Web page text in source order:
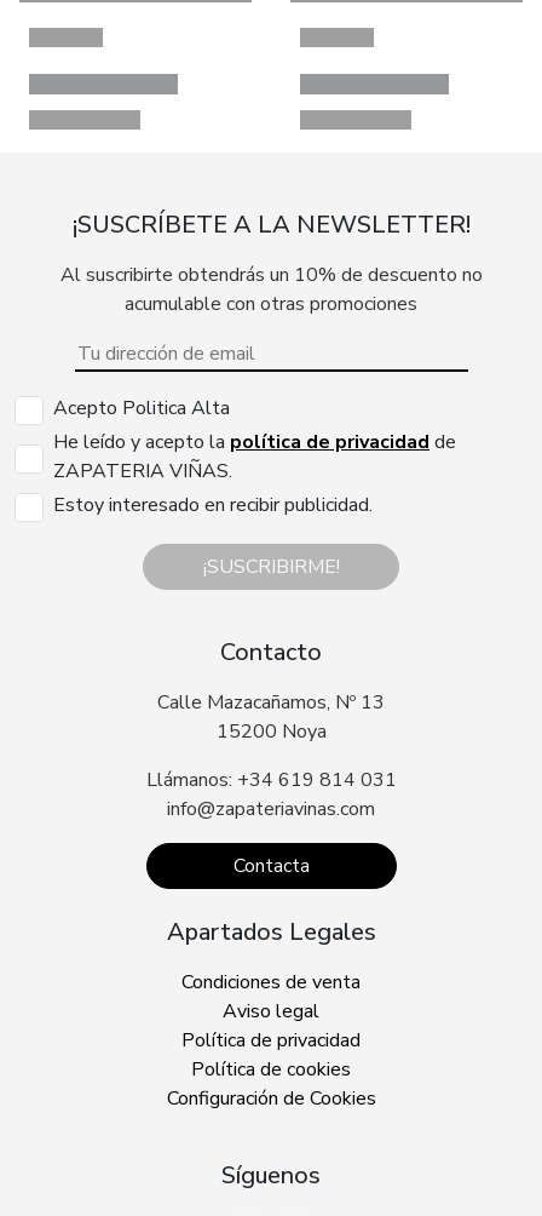
¡SUSCRÍBETE A LA NEWSLETTER!
Al suscribirte obtendrás un 10% de descuento no
acumulable con otras promociones
Acepto Politica Alta
He leído y acepto la política de privacidad de
ZAPATERIA VIÑAS.
Estoy interesado en recibir publicidad.
¡SUSCRIBIRME!
Contacto
Calle Mazacañamos, Nº 13
15200 Noya
Llámanos: +34 619 814 031
info@zapateriavinas.com
Contacta
Apartados Legales
Condiciones de venta
Aviso legal
Política de privacidad
Política de cookies
Configuración de Cookies
Síguenos